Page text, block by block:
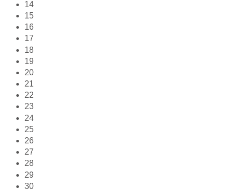
14
15
16
17
18
19
20
21
22
23
24
25
26
27
28
29
30